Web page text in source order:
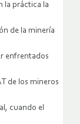
la práctica la
de la minería
enfrentados
de los mineros
cuando el